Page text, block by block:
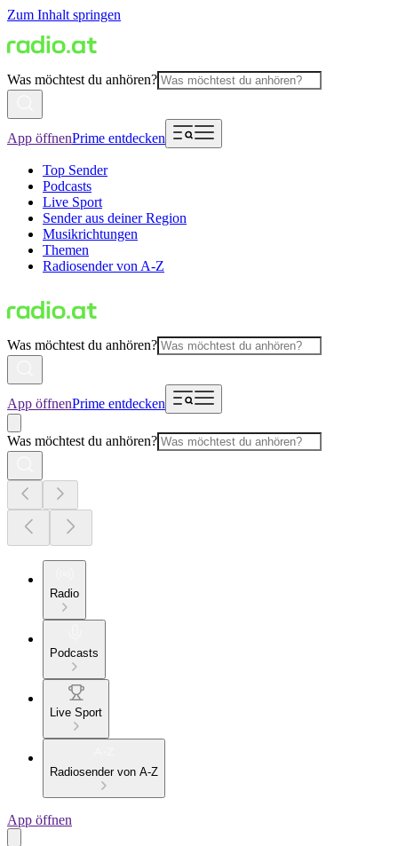
Zum Inhalt springen
Was möchtest du anhören?
App öffnenPrime entdecken
Top Sender
Podcasts
Live Sport
Sender aus deiner Region
Musikrichtungen
Themen
Radiosender von A-Z
Was möchtest du anhören?
App öffnenPrime entdecken
Was möchtest du anhören?
Radio
Podcasts
Live Sport
Radiosender von A-Z
App öffnen